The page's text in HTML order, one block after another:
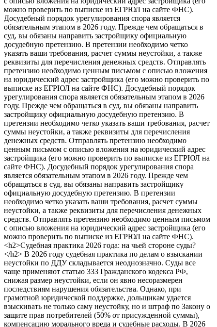
можно проверить по выписке из ЕГРЮЛ на сайте ФНС).
Досудебный порядок урегулирования спора является
обязательным этапом в 2026 году. Прежде чем обращаться в
суд, вы обязаны направить застройщику официальную
досудебную претензию. В претензии необходимо четко
указать ваши требования, расчет суммы неустойки, а также
реквизиты для перечисления денежных средств. Отправлять
претензию необходимо ценным письмом с описью вложения
на юридический адрес застройщика (его можно проверить по
выписке из ЕГРЮЛ на сайте ФНС). Досудебный порядок
урегулирования спора является обязательным этапом в 2026
году. Прежде чем обращаться в суд, вы обязаны направить
застройщику официальную досудебную претензию. В
претензии необходимо четко указать ваши требования, расчет
суммы неустойки, а также реквизиты для перечисления
денежных средств. Отправлять претензию необходимо
ценным письмом с описью вложения на юридический адрес
застройщика (его можно проверить по выписке из ЕГРЮЛ на
сайте ФНС). Досудебный порядок урегулирования спора
является обязательным этапом в 2026 году. Прежде чем
обращаться в суд, вы обязаны направить застройщику
официальную досудебную претензию. В претензии
необходимо четко указать ваши требования, расчет суммы
неустойки, а также реквизиты для перечисления денежных
средств. Отправлять претензию необходимо ценным письмом
с описью вложения на юридический адрес застройщика (его
можно проверить по выписке из ЕГРЮЛ на сайте ФНС).
<h2>Судебная практика 2026 года: на чьей стороне суды?
</h2> В 2026 году судебная практика по делам о взыскании
неустойки по ДДУ складывается неоднозначно. Суды все
чаще применяют статью 333 Гражданского кодекса РФ,
снижая размер неустойки, если он явно несоразмерен
последствиям нарушения обязательства. Однако, при
грамотной юридической поддержке, дольщикам удается
взыскивать не только саму неустойку, но и штраф по Закону о
защите прав потребителей (50% от присужденной суммы),
компенсацию морального вреда и судебные расходы. В 2026